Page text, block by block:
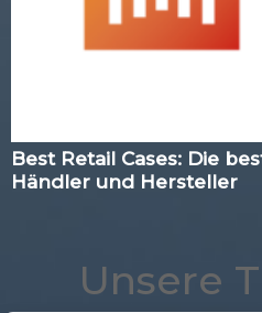
Best Retail Cases: Die
Händler und Hersteller
Unsere